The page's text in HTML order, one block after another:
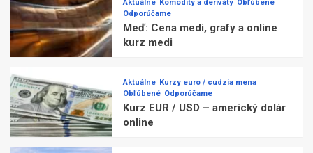
Aktuálne Komodity a deriváty Obľúbené
Odporúčame
Meď: Cena medi, grafy a online
kurz medi
Aktuálne Kurzy euro / cudzia mena
Obľúbené Odporúčame
Kurz EUR / USD – americký dolár
online